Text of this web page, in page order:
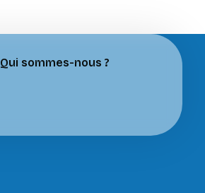
Qui sommes-nous ?